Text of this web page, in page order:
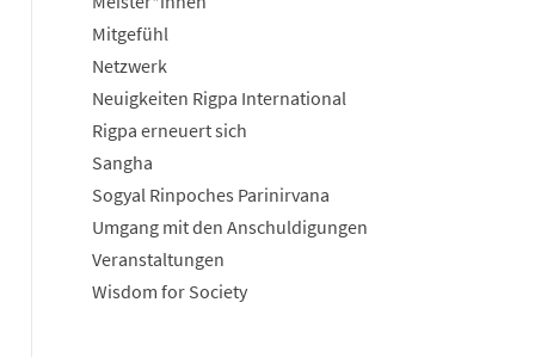
Mitgefühl
Netzwerk
Neuigkeiten Rigpa International
Rigpa erneuert sich
Sangha
Sogyal Rinpoches Parinirvana
Umgang mit den Anschuldigungen
Veranstaltungen
Wisdom for Society